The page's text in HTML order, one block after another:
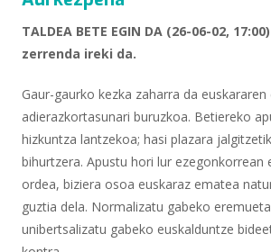
TALDEA BETE EGIN DA (26-06-02,
zerrenda ireki da.
Gaur-gaurko kezka zaharra da
adierazkortasunari buruzkoa. Betiereko
hizkuntza lantzekoa; hasi plazara
bihurtzera. Apustu hori lur ezegonkorrean
ordea, biziera osoa euskaraz ematea
guztia dela. Normalizatu gabeko
unibertsalizatu gabeko euskalduntze